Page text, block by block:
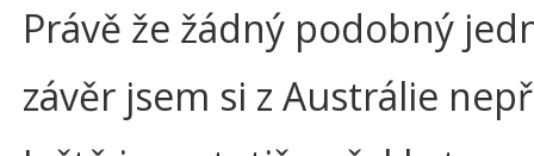
Právě že žádný podobný
závěr jsem si z Austrálie